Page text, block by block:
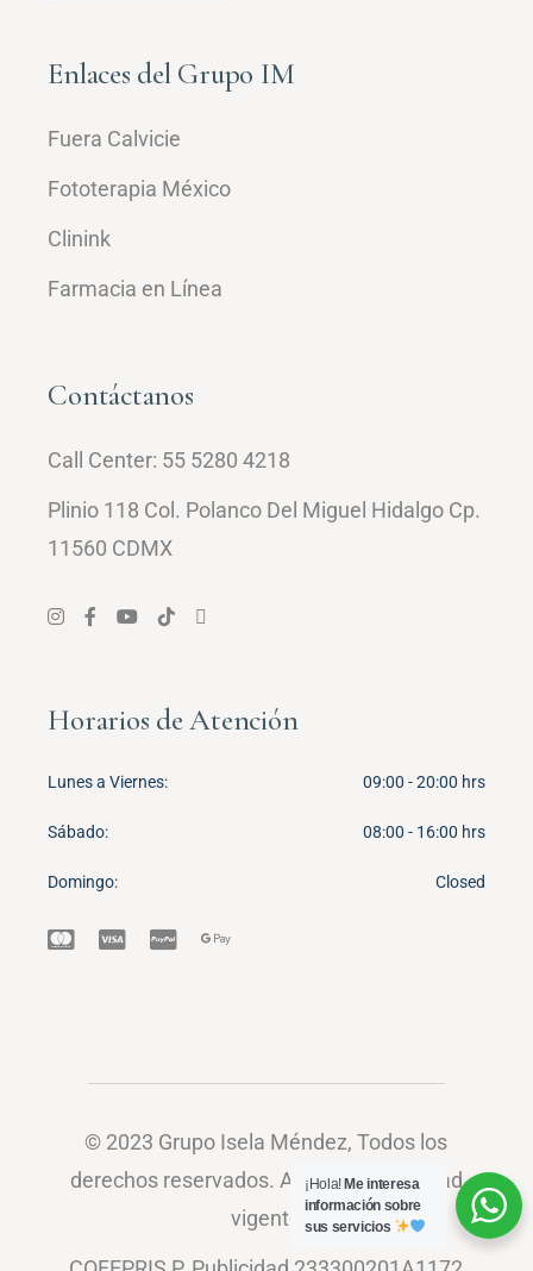
Enlaces del Grupo IM
Fuera Calvicie
Fototerapia México
Clinink
Farmacia en Línea
Contáctanos
Call Center: 55 5280 4218
Plinio 118 Col. Polanco Del Miguel Hidalgo Cp.
11560 CDMX
Horarios de Atención
Lunes a Viernes 09:00 - 20:00 hrs
Sábado 08:00 - 16:00 hrs
Domingo Closed
© 2023 Grupo Isela Méndez, Todos los
derechos reservados. Aviso de privacidad
vigente
¡Hola! Me interesa
información sobre
sus servicios